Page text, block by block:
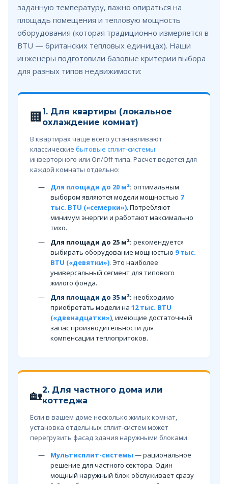
заданную температуру, важно опираться на
площадь помещения и тепловую мощность
оборудования (которая традиционно измеряется в
BTU — британских тепловых единицах). Наши
инженеры подготовили базовые критерии выбора
для разных типов недвижимости:
🏢 1. Для квартиры (локальное
охлаждение комнат)
В квартирах чаще всего устанавливают
классические бытовые сплит-системы
инверторного или On/Off типа. Расчет ведется для
каждой комнаты отдельно:
Для площади до 20 м²: оптимальным
выбором являются модели мощностью 7
тыс. BTU («семерки»). Потребляют
минимум энергии и работают максимально
тихо.
Для площади до 25 м²: рекомендуется
выбирать оборудование мощностью 9 тыс.
BTU («девятки»). Это наиболее
универсальный сегмент для типового
жилого фонда.
Для площади до 35 м²: необходимо
приобретать модели на 12 тыс. BTU
(«двенадцатки»), имеющие достаточный
запас производительности для
компенсации теплопритоков.
🏡2. Для частного дома или
коттеджа
Если в вашем доме несколько жилых комнат,
установка отдельных сплит-систем может
перегрузить фасад здания наружными блоками.
Мультисплит-системы — рациональное
решение для частного сектора. Один
мощный наружный блок обслуживает сразу